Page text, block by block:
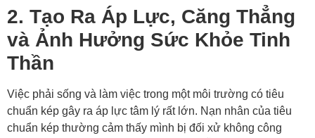
2. Tạo Ra Áp Lực, Căng Thẳng
và Ảnh Hưởng Sức Khỏe Tinh
Thần
Việc phải sống và làm việc trong một môi trường có tiêu
chuẩn kép gây ra áp lực tâm lý rất lớn. Nạn nhân của tiêu
chuẩn kép thường cảm thấy mình bị đối xử không công